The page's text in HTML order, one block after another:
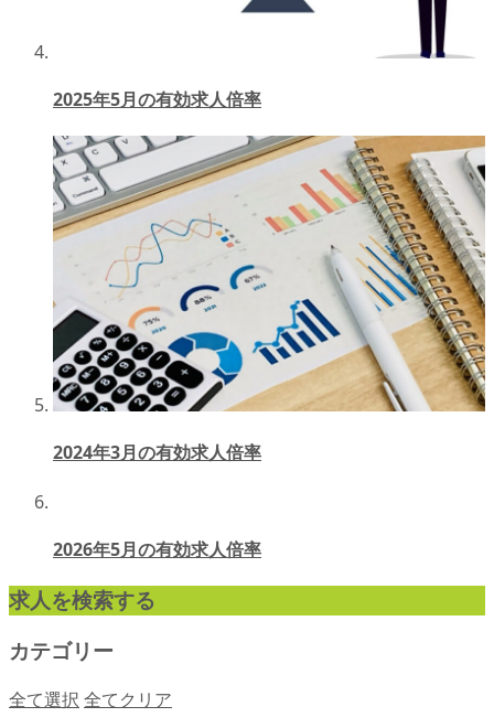
2025年5月の有効求人倍率
2024年3月の有効求人倍率
2026年5月の有効求人倍率
求人を検索する
カテゴリー
全て選択 全てクリア